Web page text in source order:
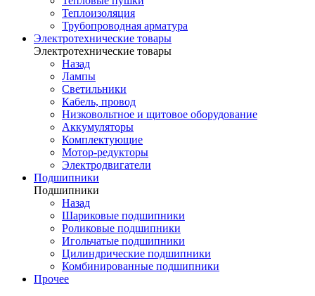
Теплоизоляция
Трубопроводная арматура
Электротехнические товары
Электротехнические товары
Назад
Лампы
Светильники
Кабель, провод
Низковольтное и щитовое оборудование
Аккумуляторы
Комплектующие
Мотор-редукторы
Электродвигатели
Подшипники
Подшипники
Назад
Шариковые подшипники
Роликовые подшипники
Игольчатые подшипники
Цилиндрические подшипники
Комбинированные подшипники
Прочее